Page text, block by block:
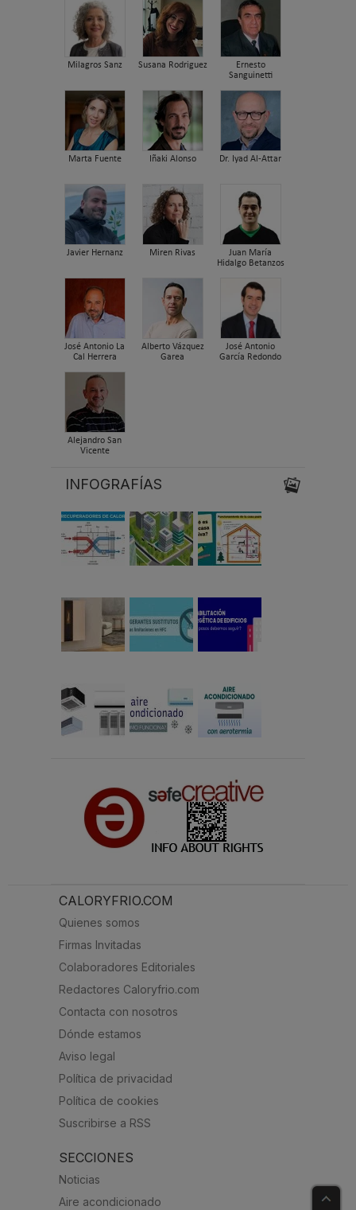
Milagros Sanz Susana Rodriguez
Ernesto
Sanguinetti
Marta Fuente Iñaki Alonso Dr. Iyad Al-Attar
Javier Hernanz Miren Rivas
Juan María
Hidalgo Betanzos
José Antonio La
Cal Herrera
Alberto Vázquez
Garea
José Antonio
García Redondo
Alejandro San
Vicente
INFOGRAFÍAS
CALORYFRIO.COM
Quienes somos
Firmas Invitadas
Colaboradores Editoriales
Redactores Caloryfrio.com
Contacta con nosotros
Dónde estamos
Aviso legal
Política de privacidad
Política de cookies
Suscribirse a RSS
SECCIONES
Noticias
Aire acondicionado